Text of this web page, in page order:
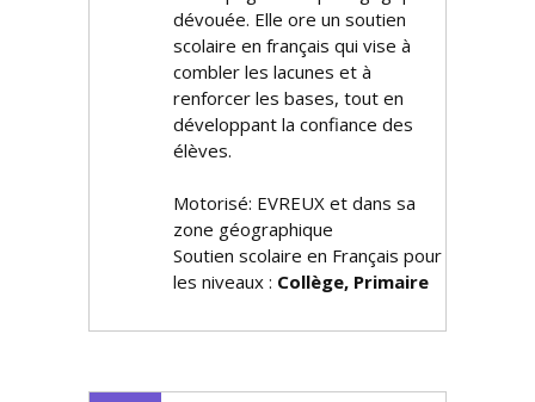
dévouée. Elle offre un soutien
scolaire en français qui vise à
combler les lacunes et à
renforcer les bases, tout en
développant la confiance des
élèves.
Motorisé: EVREUX et dans sa
zone géographique
Soutien scolaire en Français pour
les niveaux : Collège, Primaire